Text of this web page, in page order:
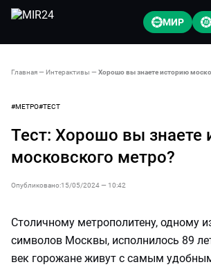
МИР
Главная— Интерактивы —Хорошо вы знаете историю
#МЕТРО#ТЕСТ
Тест: Хорошо вы знаете
московского метро?
Опубликовано:15/05/2024 — 10:42
Столичному метрополитену, одному
символов Москвы, исполнилось 89
век горожане живут с самым